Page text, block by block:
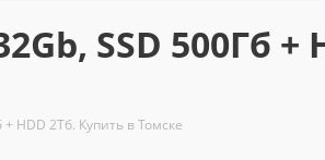
SSD 500Гб +
HDD 2Тб. Купить в Томске